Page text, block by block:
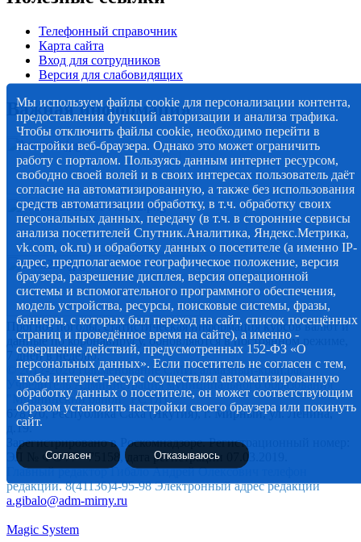
Телефонный справочник
Карта сайта
Вход для сотрудников
Версия для слабовидящих
Важная информация
Прогноз погоды, статистическая информация курсов валют и
данные по коронавирусу, обновляются в постоянном режиме,
7 дней в неделю.
© 2012-2020 Наименование СМИ: алмазный-край.рф.
Учредитель Администрация муниципального образования
"Мирнинский район" РС (Я)
678170, Республика Саха (Якутия), г. Мирный, ул. Ленина,
д.19.
Зарегистрировано в Роскомнадзоре. Регистрационный номер:
ЭЛ № ФС 77 - 75158, дата регистрации 07.03.2019.
Главный редактор Гибало Андрей Олексович телефон
редакции. 8(41136)4-95-98 Электронный адрес редакции
a.gibalo@adm-mirny.ru
Magic System
Мы используем файлы cookie для персонализации контента,
предоставления функций авторизации и анализа трафика.
Чтобы отключить файлы cookie, необходимо перейти в
настройки веб-браузера. Однако это может ограничить
работу с порталом. Пользуясь данным интернет ресурсом,
свободно своей волей и в своих интересах пользователь даёт
согласие на автоматизированную, а также без использования
средств автоматизации обработку, в т.ч. обработку своих
персональных данных, передачу (в т.ч. в сторонние сервисы
анализа посетителей Спутник.Аналитика, Яндекс.Метрика,
vk.com, ok.ru) и обработку данных о посетителе (а именно IP-
адрес, предполагаемое географическое положение, версия
браузера, разрешение дисплея, версия операционной
системы и вспомогательного программного обеспечения,
модель устройства, ресурсы, поисковые системы, фразы,
баннеры, с которых был переход на сайт, список посещённых
страниц и проведённое время на сайте), а именно -
совершение действий, предусмотренных 152-ФЗ «О
персональных данных». Если посетитель не согласен с тем,
чтобы интернет-ресурс осуществлял автоматизированную
обработку данных о посетителе, он может соответствующим
образом установить настройки своего браузера или покинуть
сайт.
Согласен Отказываюсь